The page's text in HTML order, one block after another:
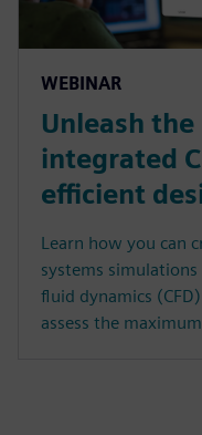
WEBINAR
Unleash
integrated
efficient
Learn how you can
systems
fluid dynamics
assess the